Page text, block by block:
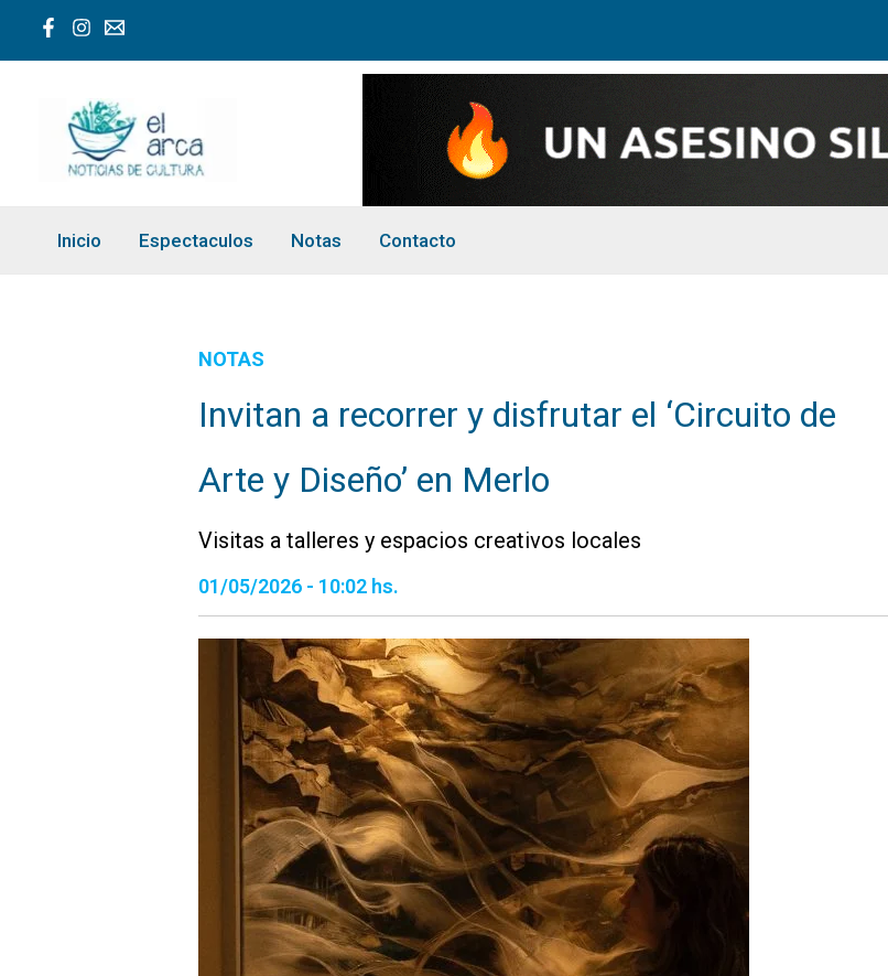
Inicio Espectaculos Notas Contacto
NOTAS
Invitan a recorrer y disfrutar el ‘Circuito de
Arte y Diseño’ en Merlo
Visitas a talleres y espacios creativos locales
01/05/2026 - 10:02 hs.